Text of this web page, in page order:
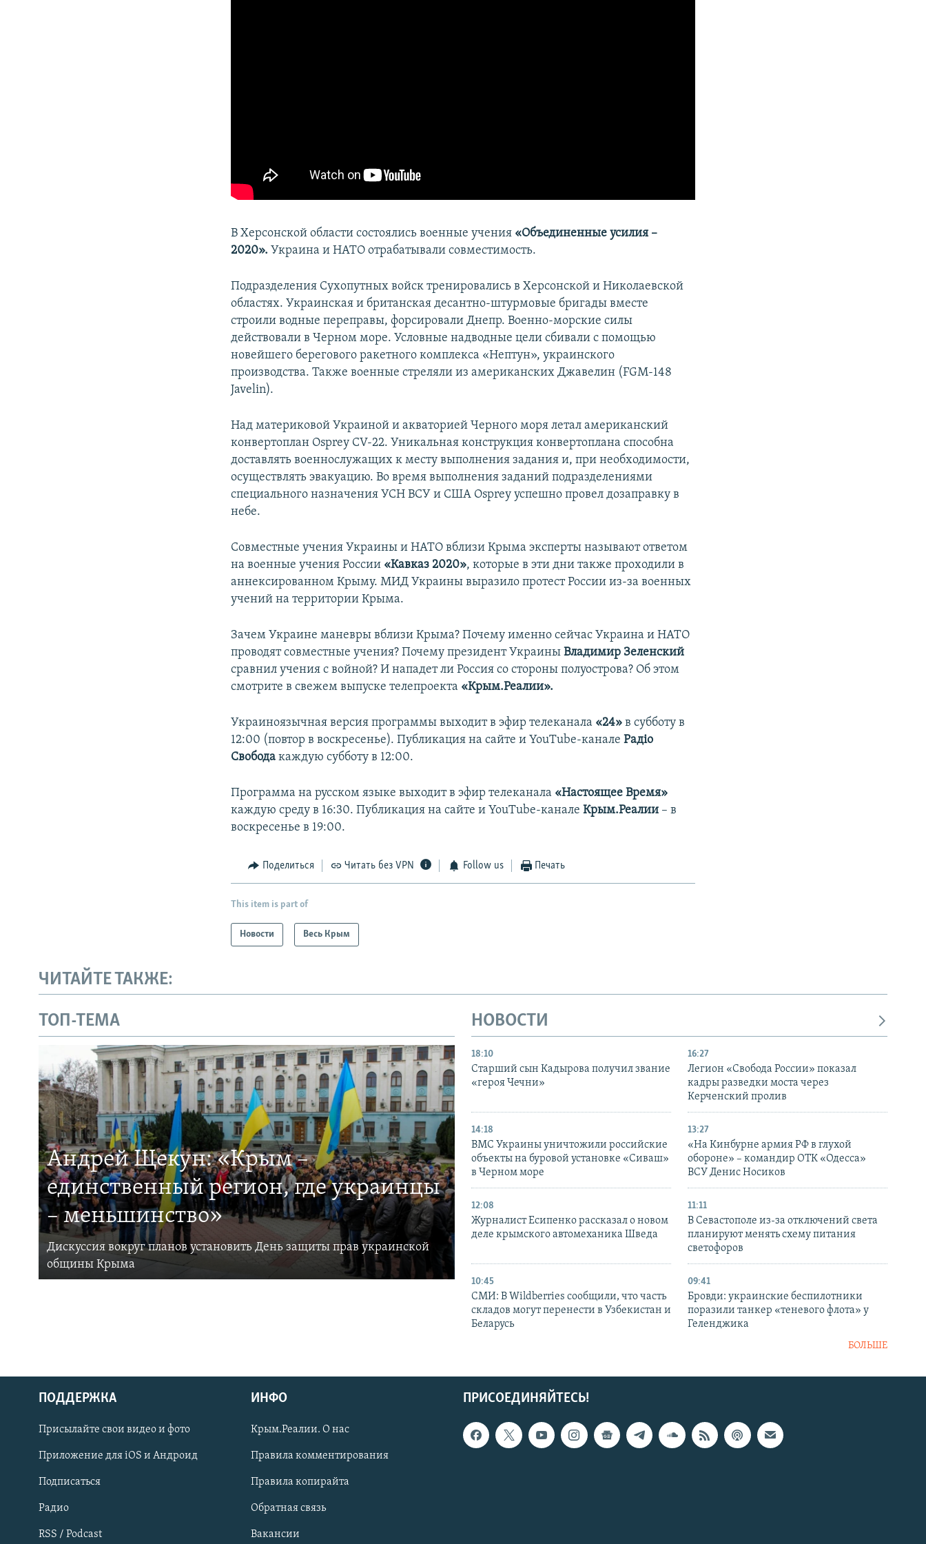
Українською
Qırımtatar
ПРИСОЕДИНЯЙТЕСЬ!
В Херсонской области состоялись военные учения «Объединенные усилия –
2020». Украина и НАТО отрабатывали совместимость.
Подразделения Сухопутных войск тренировались в Херсонской и Николаевской
областях. Украинская и британская десантно-штурмовые бригады вместе
строили водные переправы, форсировали Днепр. Военно-морские силы
действовали в Черном море. Условные надводные цели сбивали с помощью
новейшего берегового ракетного комплекса «Нептун», украинского
производства. Также военные стреляли из американских Джавелин (FGM-148
Javelin).
Над материковой Украиной и акваторией Черного моря летал американский
конвертоплан Osprey CV-22. Уникальная конструкция конвертоплана способна
доставлять военнослужащих к месту выполнения задания и, при необходимости,
осуществлять эвакуацию. Во время выполнения заданий подразделениями
специального назначения УСН ВСУ и США Osprey успешно провел дозаправку в
небе.
Совместные учения Украины и НАТО вблизи Крыма эксперты называют ответом
на военные учения России «Кавказ 2020», которые в эти дни также проходили в
аннексированном Крыму. МИД Украины выразило протест России из-за военных
учений на территории Крыма.
Зачем Украине маневры вблизи Крыма? Почему именно сейчас Украина и НАТО
проводят совместные учения? Почему президент УкраиныВладимир Зеленский
сравнил учения с войной? И нападет ли Россия со стороны полуострова? Об этом
смотрите в свежем выпуске телепроекта «Крым.Реалии».
Украиноязычная версия программы выходит в эфир телеканала «24» в субботу в
12:00 (повтор в воскресенье). Публикация на сайте и YouTube-каналеРадіо
Свобода каждую субботу в 12:00.
Программа на русском языке выходит в эфир телеканала «Настоящее Время»
каждую среду в 16:30. Публикация на сайте и YouTube-каналеКрым.Реалии – в
воскресенье в 19:00.
Поделиться Читать без VPN Follow us Печать
This item is part of
Новости Весь Крым
ЧИТАЙТЕ ТАКЖЕ:
ТОП-ТЕМА
Андрей Щекун: «Крым –
единственный регион, где украинцы
– меньшинство»
Дискуссия вокруг планов установить День защиты прав украинской
общины Крыма
НОВОСТИ
18:10
Старший сын Кадырова получил звание
«героя Чечни»
16:27
Легион «Свобода России» показал
кадры разведки моста через
Керченский пролив
14:18
ВМС Украины уничтожили российские
объекты на буровой установке «Сиваш»
в Черном море
13:27
«На Кинбурне армия РФ в глухой
обороне» – командир ОТК «Одесса»
ВСУ Денис Носиков
12:08
Журналист Есипенко рассказал о новом
деле крымского автомеханика Шведа
11:11
В Севастополе из-за отключений света
планируют менять схему питания
светофоров
10:45
СМИ: В Wildberries сообщили, что часть
складов могут перенести в Узбекистан и
Беларусь
09:41
Бровди: украинские беспилотники
поразили танкер «теневого флота» у
Геленджика
БОЛЬШЕ
ПРИСОЕДИНЯЙТЕСЬ!
ПОДДЕРЖКА
Присылайте свои видео и фото
Приложение для iOS и Андроид
Подписаться
Радио
RSS / Podcast
ИНФО
Крым.Реалии. О нас
Правила комментирования
Правила копирайта
Обратная связь
Вакансии